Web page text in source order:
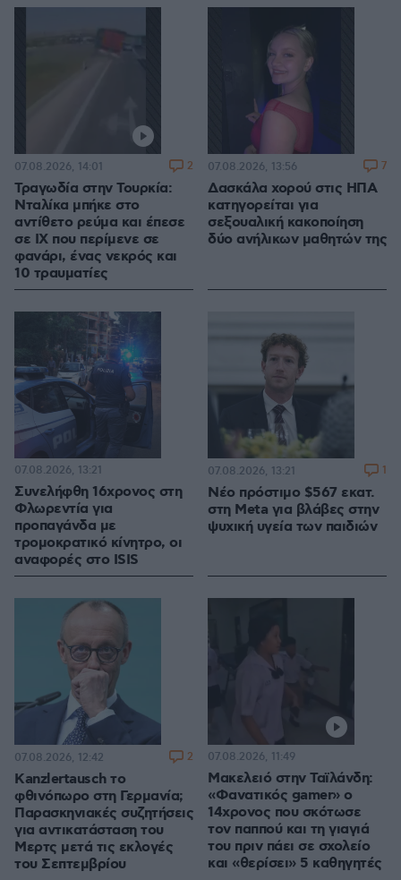
Τραγωδία στην Τουρκία:
Νταλίκα μπήκε στο
αντίθετο ρεύμα και έπεσε
σε ΙΧ που περίμενε σε
φανάρι, ένας νεκρός και
10 τραυματίες
07.08.2026, 14:01 2
Δασκάλα χορού στις ΗΠΑ
κατηγορείται για
σεξουαλική κακοποίηση
δύο ανήλικων μαθητών της
07.08.2026, 13:56 7
Συνελήφθη 16χρονος στη
Φλωρεντία για
προπαγάνδα με
τρομοκρατικό κίνητρο, οι
αναφορές στο ISIS
07.08.2026, 13:21
Νέο πρόστιμο $567 εκατ.
στη Meta για βλάβες στην
ψυχική υγεία των παιδιών
07.08.2026, 13:21 1
Kanzlertausch το
φθινόπωρο στη Γερμανία;
Παρασκηνιακές συζητήσεις
για αντικατάσταση του
Μερτς μετά τις εκλογές
του Σεπτεμβρίου
07.08.2026, 12:42 2
Μακελειό στην Ταϊλάνδη:
«Φανατικός gamer» ο
14χρονος που σκότωσε
τον παππού και τη γιαγιά
του πριν πάει σε σχολείο
και «θερίσει» 5 καθηγητές
07.08.2026, 11:49